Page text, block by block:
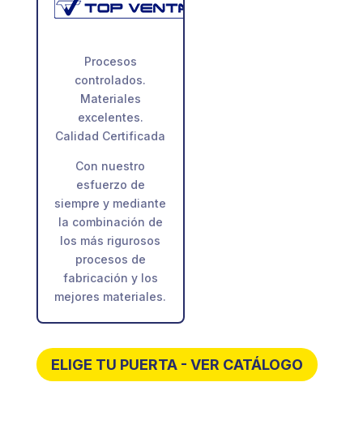
Procesos
controlados.
Materiales
excelentes.
Calidad Certificada
Con nuestro
esfuerzo de
siempre y mediante
la combinación de
los más rigurosos
procesos de
fabricación y los
mejores materiales.
ELIGE TU PUERTA - VER CATÁLOGO